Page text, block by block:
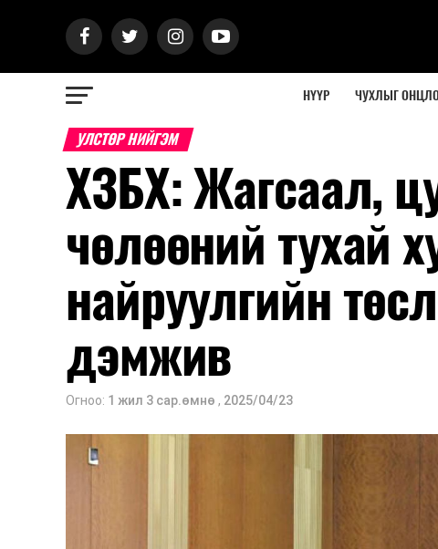
НҮҮР ЧУХЛЫГ
УЛСТӨР НИЙГЭМ
ХЗБХ: Жагсаал,
чөлөөний тухай
найруулгийн
дэмжив
Огноо: 1 жил 3 сар.өмнө , 2025/04/23